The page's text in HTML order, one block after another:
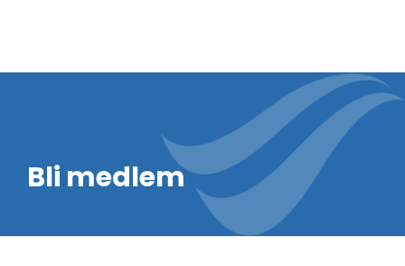
Bli medlem